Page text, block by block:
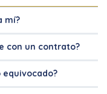
mí?
con un contrato?
equivocado?